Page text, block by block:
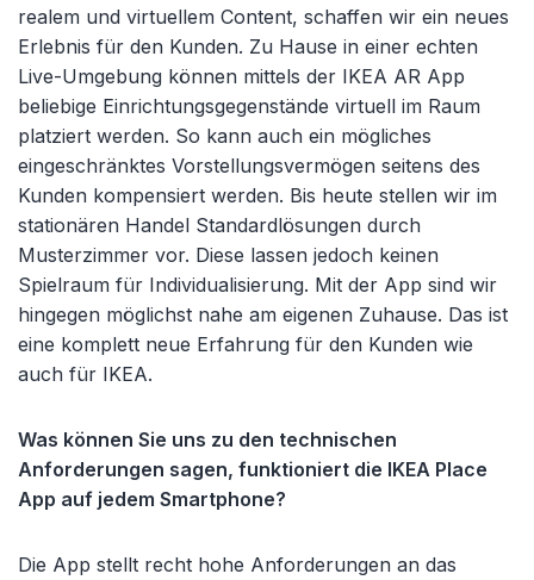
realem und virtuellem Content, schaffen wir ein neues
Erlebnis für den Kunden. Zu Hause in einer echten
Live-Umgebung können mittels der IKEA AR App
beliebige Einrichtungsgegenstände virtuell im Raum
platziert werden. So kann auch ein mögliches
eingeschränktes Vorstellungsvermögen seitens des
Kunden kompensiert werden. Bis heute stellen wir im
stationären Handel Standardlösungen durch
Musterzimmer vor. Diese lassen jedoch keinen
Spielraum für Individualisierung. Mit der App sind wir
hingegen möglichst nahe am eigenen Zuhause. Das ist
eine komplett neue Erfahrung für den Kunden wie
auch für IKEA.
Was können Sie uns zu den technischen
Anforderungen sagen, funktioniert die IKEA Place
App auf jedem Smartphone?
Die App stellt recht hohe Anforderungen an das